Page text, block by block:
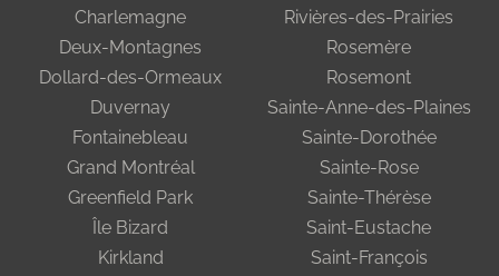
Charlemagne
Deux-Montagnes
Dollard-des-Ormeaux
Duvernay
Fontainebleau
Grand Montréal
Greenfield Park
Île Bizard
Kirkland
Rivières-des-Prairies
Rosemère
Rosemont
Sainte-Anne-des-Plaines
Sainte-Dorothée
Sainte-Rose
Sainte-Thérèse
Saint-Eustache
Saint-François